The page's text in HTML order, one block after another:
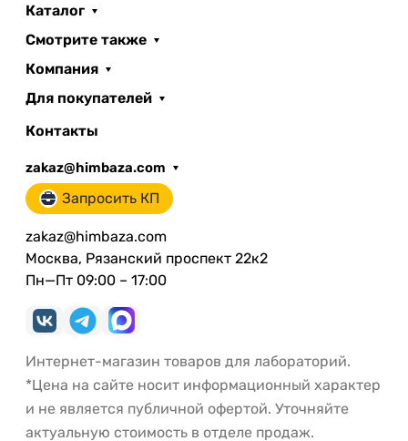
Каталог
Смотрите также
Компания
Для покупателей
Контакты
zakaz@himbaza.com
Запросить КП
zakaz@himbaza.com
Москва, Рязанский проспект 22к2
Пн—Пт 09:00 – 17:00
Интернет-магазин товаров для лабораторий.
*Цена на сайте носит информационный характер
и не является публичной офертой. Уточняйте
актуальную стоимость в отделе продаж.